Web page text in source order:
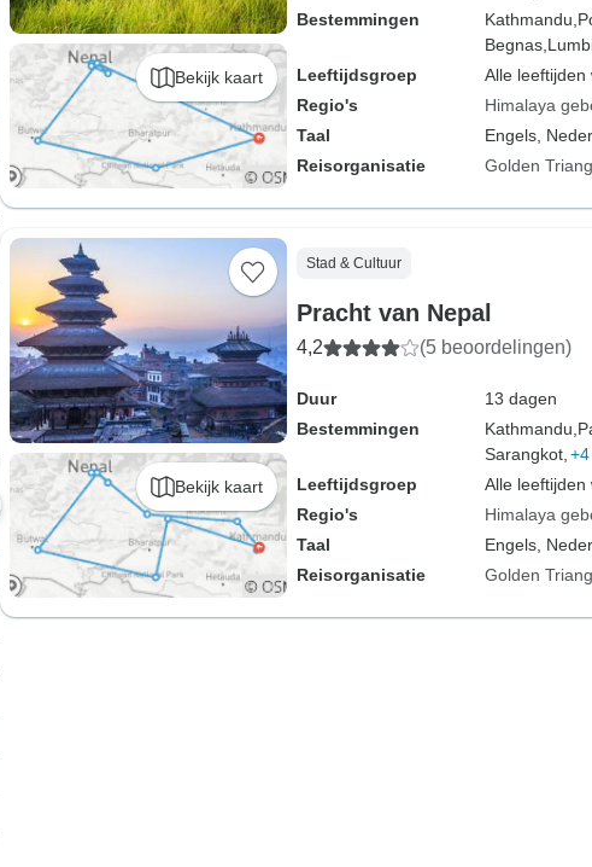
Bekijk kaart
Bestemmingen
Kathmandu,
Begnas,
Leeftijdsgroep
Alle leeftijden
Regio's
Himalaya
Taal
Engels,
Reisorganisatie
Golden
Bekijk kaart
Stad & Cultuur
Pracht van Nepal
4,2 (5 beoordelingen)
Duur
13 dagen
Bestemmingen
Kathmandu,
Sarangkot,
Leeftijdsgroep
Alle leeftijden
Regio's
Himalaya
Taal
Engels,
Reisorganisatie
Golden